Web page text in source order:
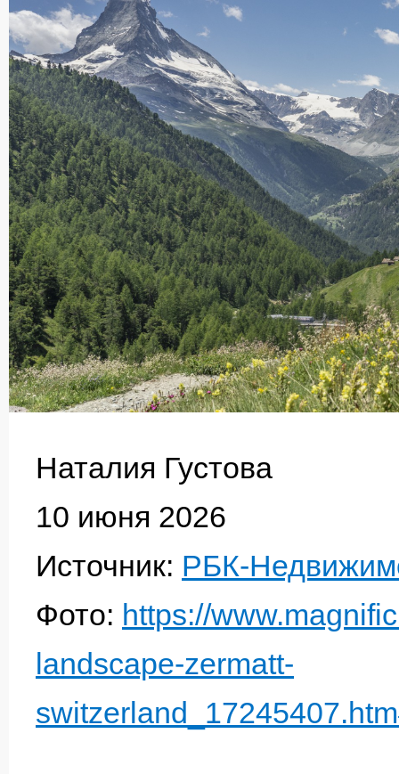
Наталия Густова
10 июня 2026
Источник: РБК-
Фото: https://
landscape-zermatt-